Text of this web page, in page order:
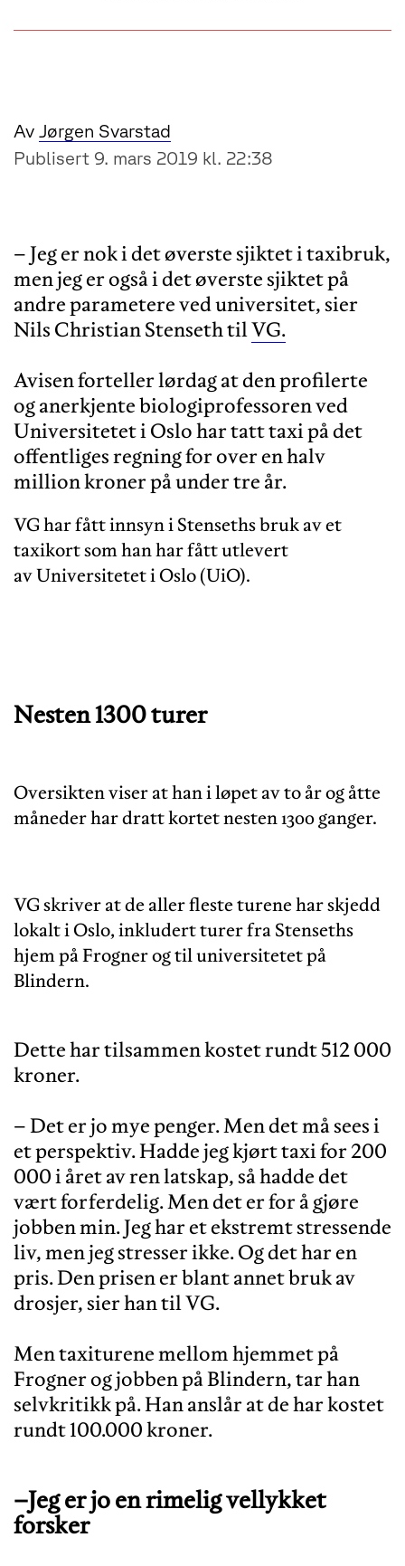
Av Jørgen Svarstad
Publisert 9. mars 2019 kl. 22:38
– Jeg er nok i det øverste sjiktet i taxibruk,
men jeg er også i det øverste sjiktet på
andre parametere ved universitet, sier
Nils Christian Stenseth tilVG.
Avisen forteller lørdag at den profilerte
og anerkjente biologiprofessoren ved
Universitetet i Oslo har tatt taxi på det
offentliges regning for over en halv
VG har fått innsyn i Stenseths bruk av et
taxikort som han har fått utlevert
av Universitetet i Oslo (UiO).
Nesten 1300 turer
Oversikten viser at han i løpet av to år og åtte
måneder har dratt kortet nesten 1300 ganger.
VG skriver at de aller fleste turene har skjedd
lokalt i Oslo, inkludert turer fra Stenseths
hjem på Frogner og til universitetet på
Blindern.
Dette har tilsammen kostet rundt 512 000
kroner.
– Det er jo mye penger. Men det må sees i
et perspektiv. Hadde jeg kjørt taxi for 200
000 i året av ren latskap, så hadde det
vært forferdelig. Men det er for å gjøre
jobben min. Jeg har et ekstremt stressende
liv, men jeg stresser ikke. Og det har en
pris. Den prisen er blant annet bruk av
drosjer, sier han til VG.
Men taxiturene mellom hjemmet på
Frogner og jobben på Blindern, tar han
selvkritikk på. Han anslår at de har kostet
–Jeg er jo en rimelig vellykket
forsker